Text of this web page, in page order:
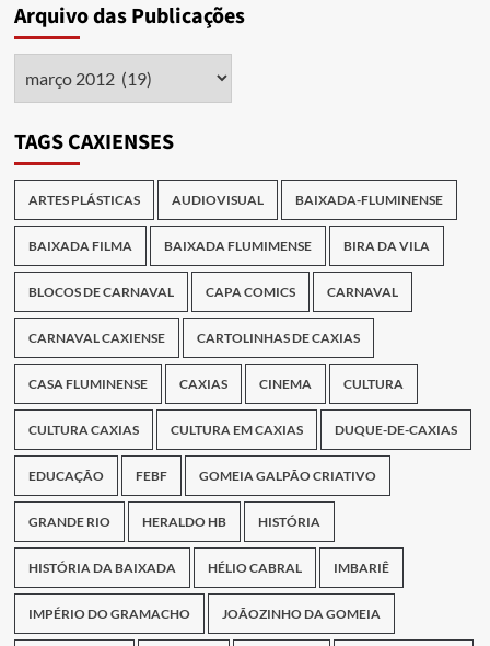
Arquivo das Publicações
TAGS CAXIENSES
ARTES PLÁSTICAS AUDIOVISUAL BAIXADA-FLUMINENSE
BAIXADA FILMA BAIXADA FLUMIMENSE BIRA DA VILA
BLOCOS DE CARNAVAL CAPA COMICS CARNAVAL
CARNAVAL CAXIENSE CARTOLINHAS DE CAXIAS
CASA FLUMINENSE CAXIAS CINEMA CULTURA
CULTURA CAXIAS CULTURA EM CAXIAS DUQUE-DE-CAXIAS
EDUCAÇÃO FEBF GOMEIA GALPÃO CRIATIVO
GRANDE RIO HERALDO HB HISTÓRIA
HISTÓRIA DA BAIXADA HÉLIO CABRAL IMBARIÊ
IMPÉRIO DO GRAMACHO JOÃOZINHO DA GOMEIA